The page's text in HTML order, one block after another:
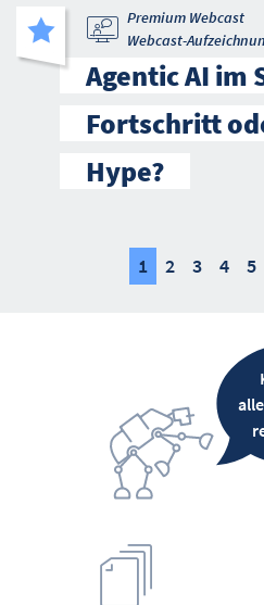
Premium Webcast
Webcast-
Agentic AI im
Fortschritt
Hype?
1 2 3 4 5